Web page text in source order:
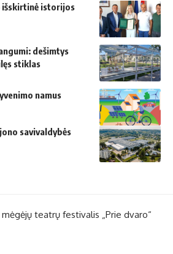
išskirtinė istorijos
dešimtys
stiklas
namus
savivaldybės
teatrų festivalis „Prie dvaro“